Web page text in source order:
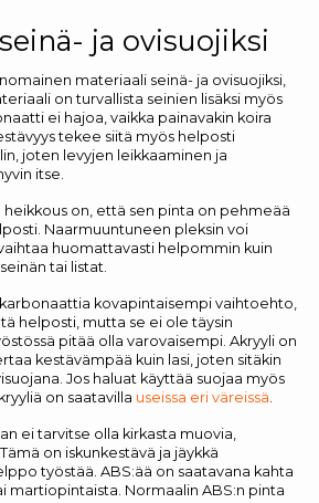
ja ovisuojiksi
materiaali seinä- ja ovisuojiksi,
on turvallista seinien lisäksi myös
ei hajoa, vaikka painavakin koira
tekee siitä myös helposti
joten levyjen leikkaaminen ja
itse.
on, että sen pinta on pehmeää
Naarmuuntuneen pleksin voi
huomattavasti helpommin kuin
tai listat.
kovapintaisempi vaihtoehto,
helposti, mutta se ei ole täysin
pitää olla varovaisempi. Akryyli on
kestävämpää kuin lasi, joten sitäkin
Jos haluat käyttää suojaa myös
on saatavilla useissa eri väreissä.
ei tarvitse olla kirkasta muovia,
Tämä on iskunkestävä ja jäykkä
työstää. ABS:ää on saatavana kahta
martiopintaista. Normaalin ABS:n pinta